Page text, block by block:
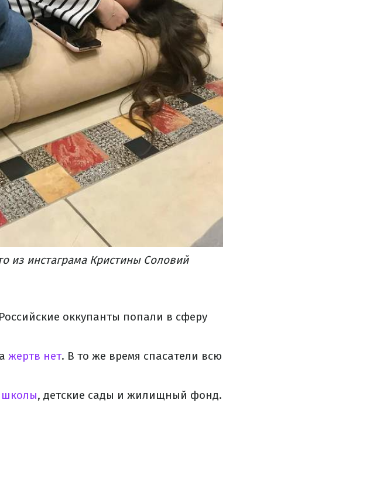
из инстаграма Кристины Соловий
Российские оккупанты попали в сферу
жертв нет. В то же время спасатели всю
школы, детские сады и жилищный фонд.